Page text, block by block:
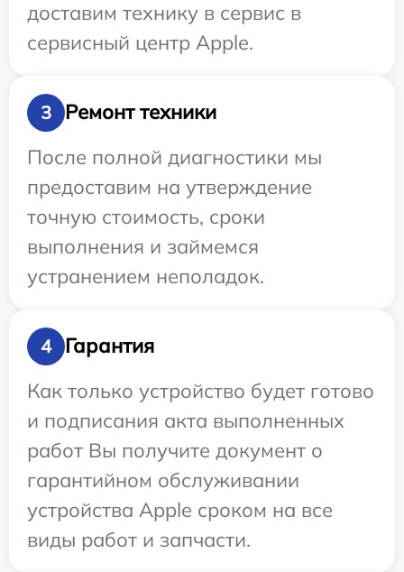
доставим технику в сервис в
сервисный центр Apple.
3
Ремонт техники
После полной диагностики мы
предоставим на утверждение
точную стоимость, сроки
выполнения и займемся
устранением неполадок.
4
Гарантия
Как только устройство будет готово
и подписания акта выполненных
работ Вы получите документ о
гарантийном обслуживании
устройства Apple сроком на все
виды работ и запчасти.